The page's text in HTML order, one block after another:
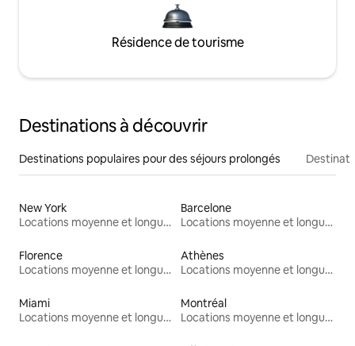
Résidence de tourisme
Destinations à découvrir
Destinations populaires pour des séjours prolongés
New York
Locations moyenne et longue durée
Barcelone
Locations moyenne et longue durée
Florence
Locations moyenne et longue durée
Athènes
Locations moyenne et longue durée
Miami
Locations moyenne et longue durée
Montréal
Locations moyenne et longue durée